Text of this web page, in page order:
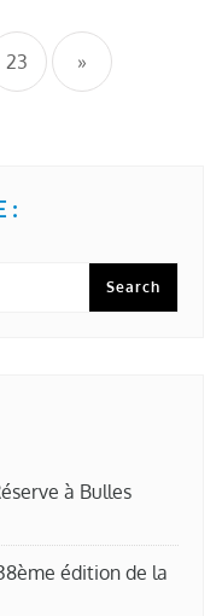
23 »
:
à Bulles
édition de la